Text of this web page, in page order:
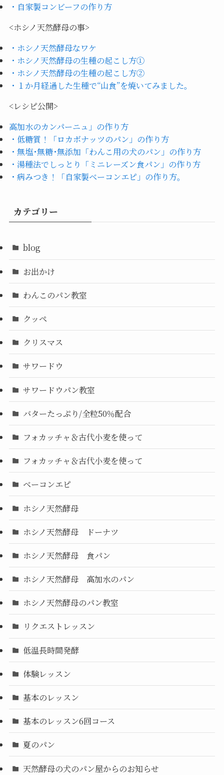
・自家製コンビーフの作り方
<ホシノ天然酵母の事>
・ホシノ天然酵母なワケ
・ホシノ天然酵母の生種の起こし方①
・ホシノ天然酵母の生種の起こし方②
・１か月経過した生種で“山食”を焼いてみました。
<レシピ公開>
高加水のカンパーニュ」の作り方
・低糖質！「ロカボナッツのパン」の作り方
・無塩･無糖･無添加「わんこ用の犬のパン」の作り方
・湯種法でしっとり「ミニレーズン食パン」の作り方
・病みつき！「自家製ベーコンエピ」の作り方。
カテゴリー
blog
お出かけ
わんこのパン教室
クッペ
クリスマス
サワードウ
サワードウパン教室
バターたっぷり/全粒50％配合
フォカッチャ＆古代小麦を使って
フォカッチャ＆古代小麦を使って
ベーコンエピ
ホシノ天然酵母
ホシノ天然酵母 ドーナツ
ホシノ天然酵母 食パン
ホシノ天然酵母 高加水のパン
ホシノ天然酵母のパン教室
リクエストレッスン
低温長時間発酵
体験レッスン
基本のレッスン
基本のレッスン6回コース
夏のパン
天然酵母の犬のパン屋からのお知らせ